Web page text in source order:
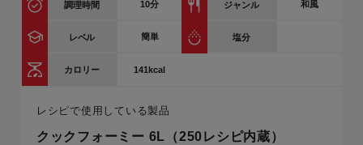
調理時間 10分 ジャンル 和風
レベル 簡単 塩分
カロリー 141kcal
レシピで使用している製品
クックフォーミー 6L（250レシピ内蔵）